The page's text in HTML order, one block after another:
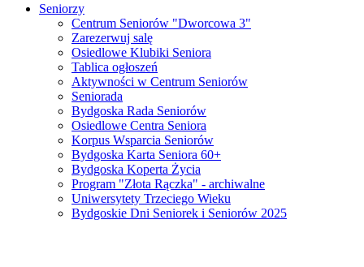
Seniorzy
Centrum Seniorów "Dworcowa 3"
Zarezerwuj salę
Osiedlowe Klubiki Seniora
Tablica ogłoszeń
Aktywności w Centrum Seniorów
Seniorada
Bydgoska Rada Seniorów
Osiedlowe Centra Seniora
Korpus Wsparcia Seniorów
Bydgoska Karta Seniora 60+
Bydgoska Koperta Życia
Program "Złota Rączka" - archiwalne
Uniwersytety Trzeciego Wieku
Bydgoskie Dni Seniorek i Seniorów 2025